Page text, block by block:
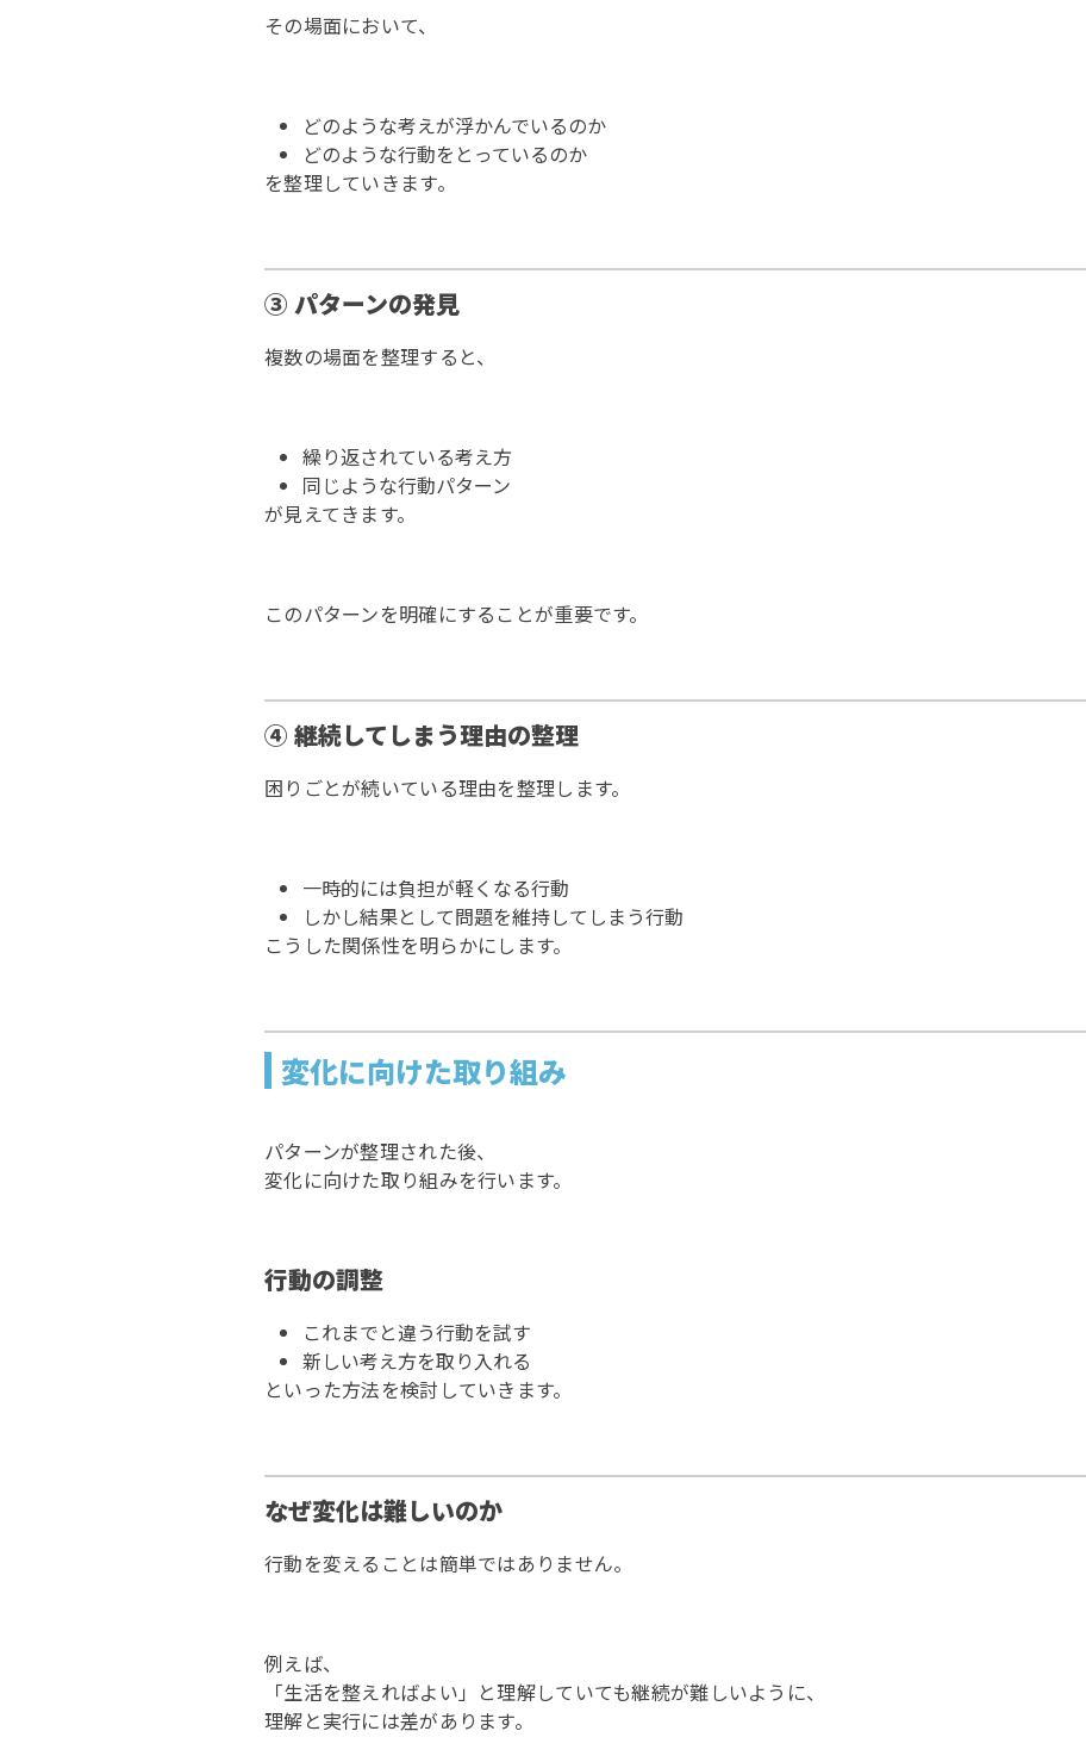
その場面において、
どのような考えが浮かんでいるのか
どのような行動をとっているのか
を整理していきます。
③ パターンの発見
複数の場面を整理すると、
繰り返されている考え方
同じような行動パターン
が見えてきます。
このパターンを明確にすることが重要です。
④ 継続してしまう理由の整理
困りごとが続いている理由を整理します。
一時的には負担が軽くなる行動
しかし結果として問題を維持してしまう行動
こうした関係性を明らかにします。
変化に向けた取り組み
パターンが整理された後、
変化に向けた取り組みを行います。
行動の調整
これまでと違う行動を試す
新しい考え方を取り入れる
といった方法を検討していきます。
なぜ変化は難しいのか
行動を変えることは簡単ではありません。
例えば、
「生活を整えればよい」と理解していても継続が難しいように、
理解と実行には差があります。